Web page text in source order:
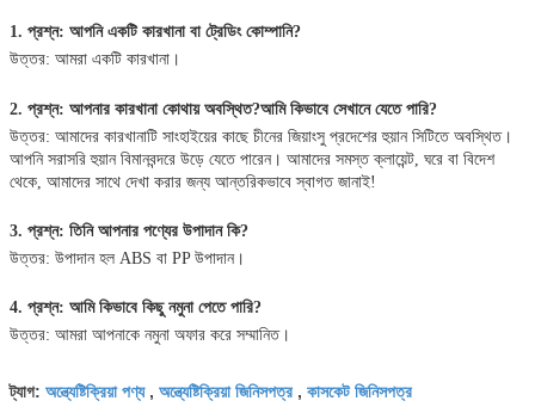
1. প্রশ্ন: আপনি একটি কারখানা বা ট্রেডিং কোম্পানি?
উত্তর: আমরা একটি কারখানা।
2. প্রশ্ন: আপনার কারখানা কোথায় অবস্থিত?আমি কিভাবে সেখানে যেতে পারি?
উত্তর: আমাদের কারখানাটি সাংহাইয়ের কাছে চীনের জিয়াংসু প্রদেশের হুয়ান সিটিতে অবস্থিত।
আপনি সরাসরি হুয়ান বিমানবন্দরে উড়ে যেতে পারেন। আমাদের সমস্ত ক্লায়েন্ট, ঘরে বা বিদেশ
থেকে, আমাদের সাথে দেখা করার জন্য আন্তরিকভাবে স্বাগত জানাই!
3. প্রশ্ন: তিনি আপনার পণ্যের উপাদান কি?
উত্তর: উপাদান হল ABS বা PP উপাদান।
4. প্রশ্ন: আমি কিভাবে কিছু নমুনা পেতে পারি?
উত্তর: আমরা আপনাকে নমুনা অফার করে সম্মানিত।
ট্যাগ: অন্ত্যেষ্টিক্রিয়া পণ্য, অন্ত্যেষ্টিক্রিয়া জিনিসপত্র , কাসকেট জিনিসপত্র